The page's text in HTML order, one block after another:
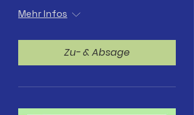
Mehr Infos
Zu- & Absage